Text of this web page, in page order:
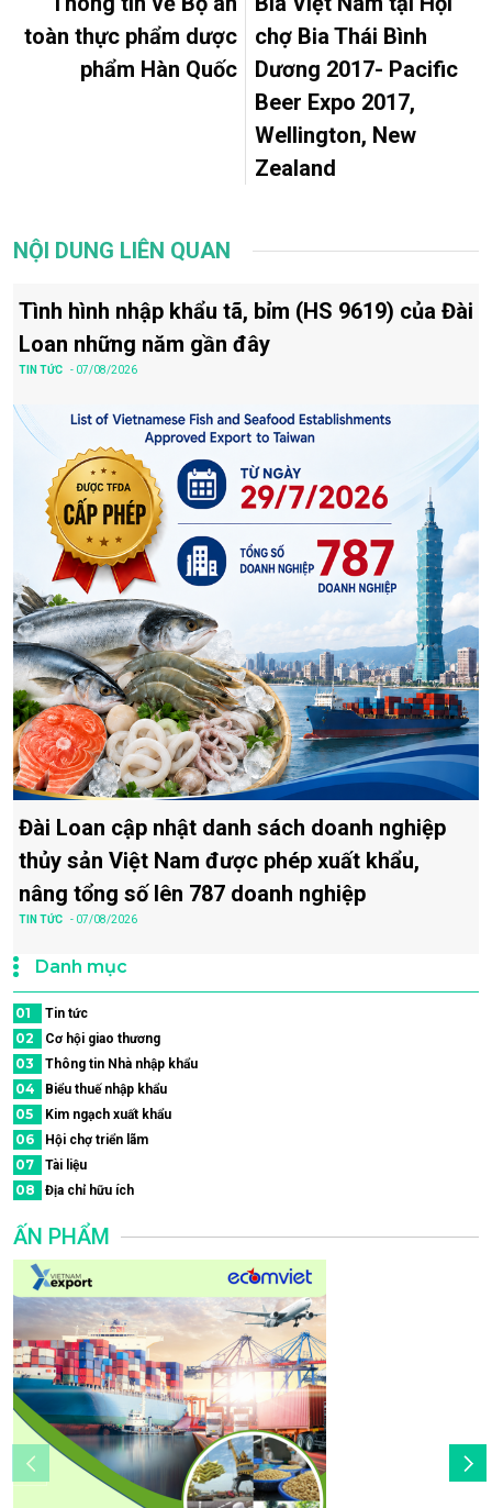
toàn thực phẩm dược
phẩm Hàn Quốc
chợ Bia Thái Bình
Dương 2017- Pacific
Beer Expo 2017,
Wellington, New
Zealand
NỘI DUNG LIÊN QUAN
Tình hình nhập khẩu tã, bỉm (HS 9619) của Đài
Loan những năm gần đây
TIN TỨC - 07/08/2026
Đài Loan cập nhật danh sách doanh nghiệp
thủy sản Việt Nam được phép xuất khẩu,
nâng tổng số lên 787 doanh nghiệp
TIN TỨC - 07/08/2026
Danh mục
01 Tin tức
02 Cơ hội giao thương
03 Thông tin Nhà nhập khẩu
04 Biểu thuế nhập khẩu
05 Kim ngạch xuất khẩu
06 Hội chợ triển lãm
07 Tài liệu
08 Địa chỉ hữu ích
ẤN PHẨM